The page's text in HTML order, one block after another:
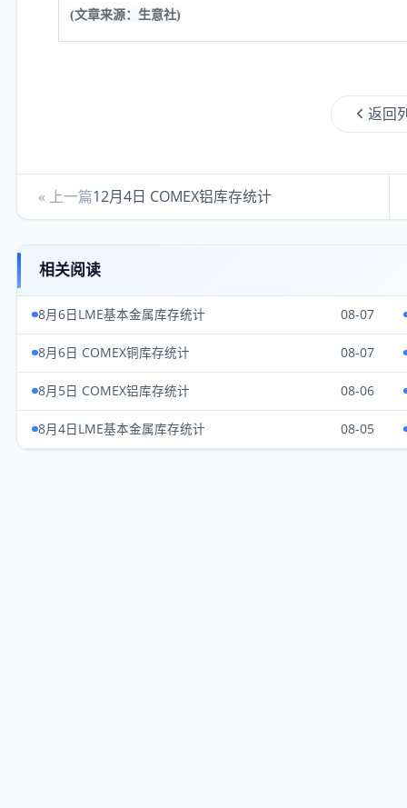
(文章来源：生意社)
返回
« 上一篇12月4日 COMEX铝库存统计
相关阅读
8月6日LME基本金属库存统计 08-07
8月6日 COMEX铜库存统计 08-07
8月5日 COMEX铝库存统计 08-06
8月4日LME基本金属库存统计 08-05